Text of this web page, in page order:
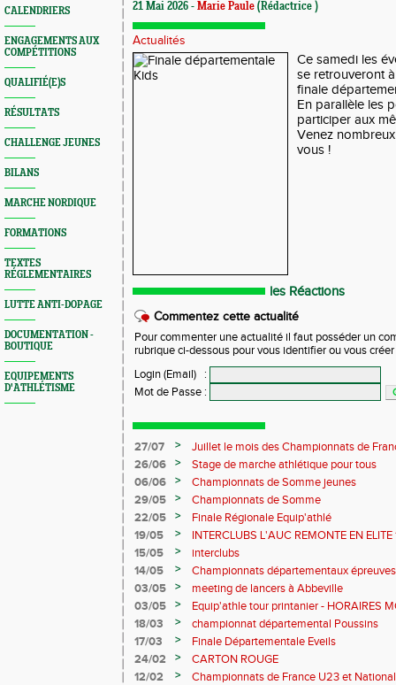
CALENDRIERS
ENGAGEMENTS AUX
COMPÉTITIONS
QUALIFIÉ(E)S
RÉSULTATS
CHALLENGE JEUNES
BILANS
MARCHE NORDIQUE
FORMATIONS
TEXTES
RÉGLEMENTAIRES
LUTTE ANTI-DOPAGE
DOCUMENTATION -
BOUTIQUE
EQUIPEMENTS
D'ATHLÉTISME
21 Mai 2026 - Marie Paule (Rédactrice )
Actualités
Ce samedi les
se retrouveront
finale
En parallèle les
participer aux
Venez
vous !
les Réactions
Commentez cette actualité
Pour commenter une actualité il faut posséder un
rubrique ci-dessous pour vous identifier ou vous
Login (Email)
:
Mot de Passe :
27/07 >
Juillet le mois des Championnats de
des Samariens
26/06 >
Stage de marche athlétique pour tous
06/06
>
Championnats de Somme jeunes
29/05
>
Championnats de Somme
22/05
>
Finale Régionale Equip'athlé
19/05
>
INTERCLUBS L'AUC REMONTE EN ELITE
15/05
>
interclubs
14/05
>
Championnats départementaux
benjamins&minimes
03/05 >
meeting de lancers à Abbeville
03/05
>
Equip'athle tour printanier - HORAIRES
18/03
>
championnat départemental Poussins
17/03
>
Finale Départementale Eveils
24/02
>
CARTON ROUGE
12/02
>
Championnats de France U23 et